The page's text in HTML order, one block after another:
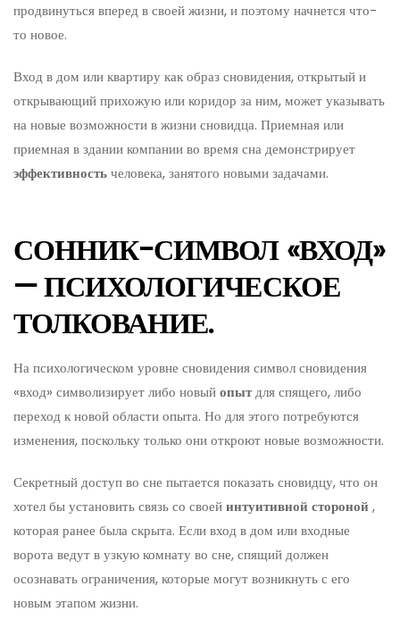
продвинуться вперед в своей жизни, и поэтому начнется что-
то новое.
Вход в дом или квартиру как образ сновидения, открытый и
открывающий прихожую или коридор за ним, может указывать
на новые возможности в жизни сновидца. Приемная или
приемная в здании компании во время сна демонстрирует
эффективностьчеловека, занятого новыми задачами.
СОННИК-СИМВОЛ «ВХОД»
— ПСИХОЛОГИЧЕСКОЕ
ТОЛКОВАНИЕ.
На психологическом уровне сновидения символ сновидения
«вход» символизирует либо новыйопытдля спящего, либо
переход к новой области опыта. Но для этого потребуются
изменения, поскольку только они откроют новые возможности.
Секретный доступ во сне пытается показать сновидцу, что он
хотел бы установить связь со своейинтуитивной стороной ,
которая ранее была скрыта. Если вход в дом или входные
ворота ведут в узкую комнату во сне, спящий должен
осознавать ограничения, которые могут возникнуть с его
новым этапом жизни.